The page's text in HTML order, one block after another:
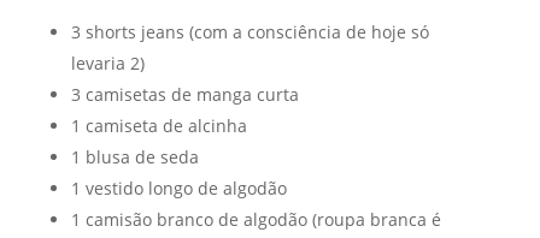
3 shorts jeans (com a consciência de hoje só
levaria 2)
3 camisetas de manga curta
1 camiseta de alcinha
1 blusa de seda
1 vestido longo de algodão
1 camisão branco de algodão (roupa branca é